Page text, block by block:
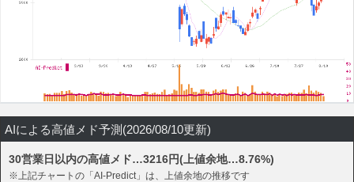
AIによる高値メド予測(2026/08/10更新)
30営業日以内の高値メド…3216円(上値余地…8.76%)
※上記チャートの「AI-Predict」は、上値余地の推移です